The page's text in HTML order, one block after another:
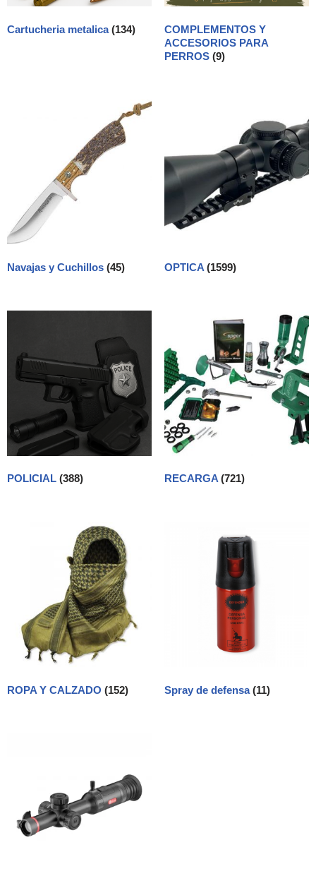
Cartucheria metalica(134)
COMPLEMENTOS Y
ACCESORIOS PARA
PERROS (9)
Navajas y Cuchillos (45) OPTICA (1599)
POLICIAL (388) RECARGA (721)
ROPA Y CALZADO (152) Spray de defensa(11)